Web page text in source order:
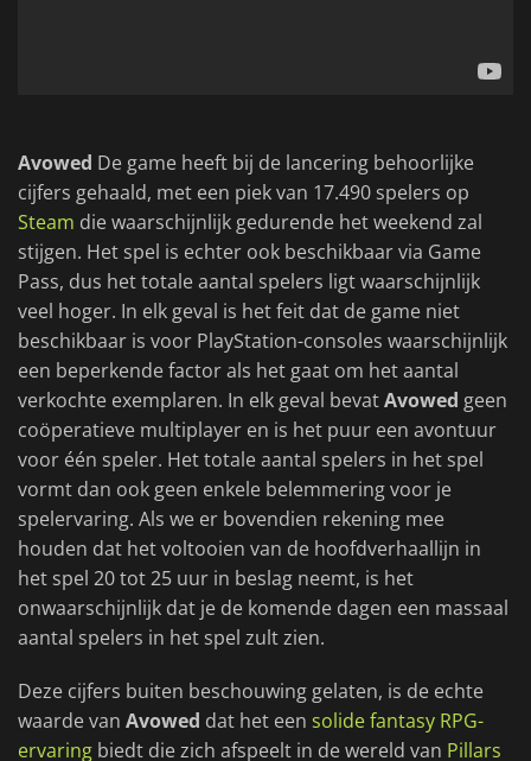
Avowed De game heeft bij de lancering behoorlijke
cijfers gehaald, met een piek van 17.490 spelers op
Steam die waarschijnlijk gedurende het weekend zal
stijgen. Het spel is echter ook beschikbaar via Game
Pass, dus het totale aantal spelers ligt waarschijnlijk
veel hoger. In elk geval is het feit dat de game niet
beschikbaar is voor PlayStation-consoles waarschijnlijk
een beperkende factor als het gaat om het aantal
verkochte exemplaren. In elk geval bevatAvowed geen
coöperatieve multiplayer en is het puur een avontuur
voor één speler. Het totale aantal spelers in het spel
vormt dan ook geen enkele belemmering voor je
spelervaring. Als we er bovendien rekening mee
houden dat het voltooien van de hoofdverhaallijn in
het spel 20 tot 25 uur in beslag neemt, is het
onwaarschijnlijk dat je de komende dagen een massaal
aantal spelers in het spel zult zien.
Deze cijfers buiten beschouwing gelaten, is de echte
waarde van Avowed dat het een solide fantasy RPG-
ervaring biedt die zich afspeelt in de wereld van Pillars